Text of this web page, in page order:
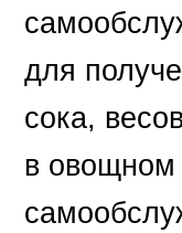
для
сока,
в овощном